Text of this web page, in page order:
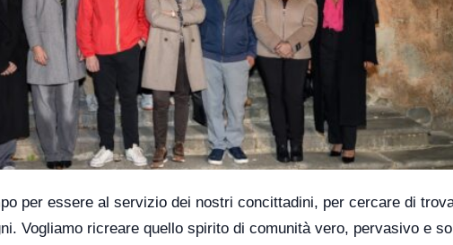
per essere al servizio dei nostri concittadini, per cercare di
Vogliamo ricreare quello spirito di comunità vero, pervasivo e